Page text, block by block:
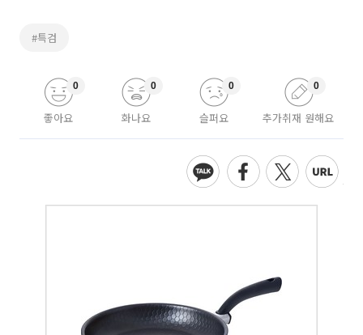
#특검
좋아요
0
화나요
0
슬퍼요
0
추가취재 원해요
0